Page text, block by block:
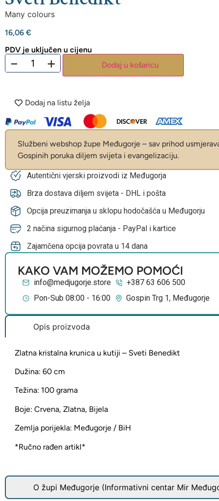
Many colours
16,06 €
PDV je uključen u cijenu
− + Dodaj u košaricu
Dodaj na listu želja
Službeni webshop župe Međugorje – sav prihod
Gospinih poruka diljem svijeta i evangelizaciju.
Autentični vjerski proizvodi iz Međugorja
Brza dostava diljem svijeta - DHL i pošta
Opcija preuzimanja u sklopu hodočašća u Međugorju
2 načina sigurnog plaćanja - PayPal i kartice
Zajamčena opcija povrata u 14 dana
KAKO VAM MOŽEMO POMOĆI
info@medjugorje.store
+387 63 606 500
Pon-Sub 08:00 - 16:00
Gospin Trg 1, Međugorje
Opis proizvoda
Zlatna kristalna krunica u kutiji – Sveti Benedikt
Dužina: 60 cm
Težina: 100 grama
Boje: Crvena, Zlatna, Bijela
Zemlja porijekla: Međugorje / BiH
*Ručno rađen artikl*
O župi Međugorje (Informativni centar Mir